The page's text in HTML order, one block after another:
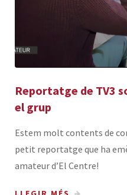
Reportatge de TV3
el grup
Estem molt contents de
petit reportatge que ha
amateur d’El Centre!